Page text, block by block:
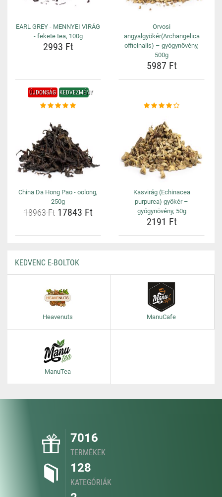
EARL GREY - MENNYEI VIRÁG
- fekete tea, 100g
2993 Ft
Orvosi
angyalgyökér(Archangelica
officinalis) – gyógynövény,
500g
5987 Ft
ÚJDONSÁG KEDVEZMÉNY
China Da Hong Pao - oolong,
250g
18963 Ft17843 Ft
Kasvirág (Echinacea
purpurea) gyökér –
gyógynövény, 50g
2191 Ft
KEDVENC E-BOLTOK
Heavenuts ManuCafe
ManuTea
7016
TERMÉKEK
128
KATEGÓRIÁK